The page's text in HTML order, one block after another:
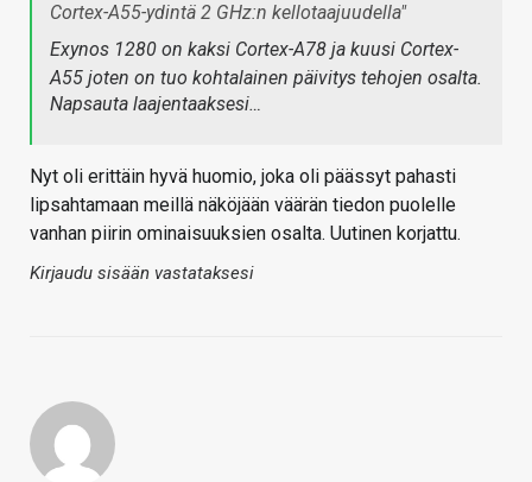
Cortex-A55-ydintä 2 GHz:n kellotaajuudella"
Exynos 1280 on kaksi Cortex-A78 ja kuusi Cortex-
A55 joten on tuo kohtalainen päivitys tehojen osalta.
Napsauta laajentaaksesi…
Nyt oli erittäin hyvä huomio, joka oli päässyt pahasti
lipsahtamaan meillä näköjään väärän tiedon puolelle
vanhan piirin ominaisuuksien osalta. Uutinen korjattu.
Kirjaudu sisään vastataksesi